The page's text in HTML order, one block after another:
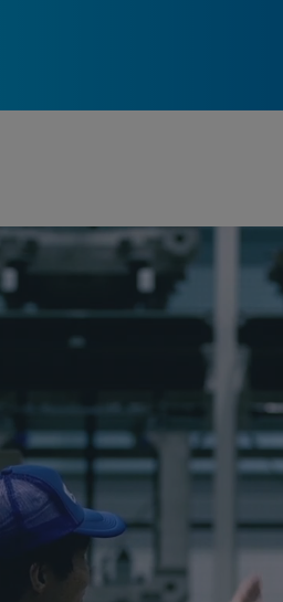
工中心
例- 5轴数控加工中心
例- 龙门式加工中心
System
生产率优化支援
加工技术
的开发故事
睐并不断进化的畅销品牌
与高生产率的技术
的智能化技术